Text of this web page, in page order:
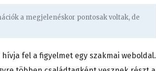
a megjelenéskor pontosak voltak, de
fel a figyelmet egy szakmai weboldal.